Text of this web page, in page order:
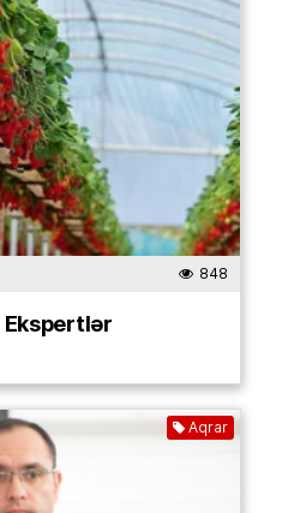
848
Ekspertlər
Aqrar